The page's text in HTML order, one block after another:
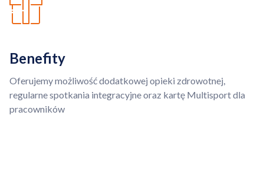
Benefity
Oferujemy możliwość dodatkowej opieki zdrowotnej,
regularne spotkania integracyjne oraz kartę Multisport dla
pracowników